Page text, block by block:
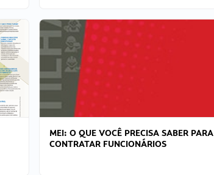
MEI: O QUE VOCÊ PRECISA SABER PARA
CONTRATAR FUNCIONÁRIOS